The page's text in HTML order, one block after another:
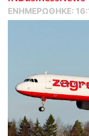
ΕΝΗΜΕΡΏΘΗΚΕ: